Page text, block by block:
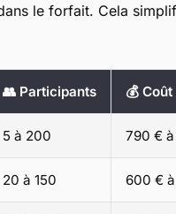
le forfait. Cela
👥 Participants 💰
5 à 200 790 €
20 à 150 600 €